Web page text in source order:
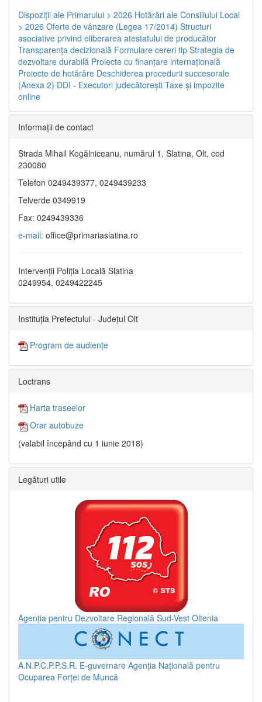
Dispoziţii ale Primarului > 2026 Hotărâri ale Consiliului Local
> 2026 Oferte de vânzare (Legea 17/2014) Structuri
asociative privind eliberarea atestatului de producător
Transparenţa decizională Formulare cereri tip Strategia de
dezvoltare durabilă Proiecte cu finanţare internaţională
Proiecte de hotărâre Deschiderea procedurii succesorale
(Anexa 2) DDI - Executori judecătorești Taxe şi impozite
online
Informaţii de contact
Strada Mihail Kogălniceanu, numărul 1, Slatina, Olt, cod
230080
Telefon 0249439377, 0249439233
Telverde 0349919
Fax: 0249439336
e-mail: office@primariaslatina.ro
Intervenții Poliția Locală Slatina
0249954, 0249422245
Instituția Prefectului - Județul Olt
Program de audiențe
Loctrans
Harta traseelor
Orar autobuze
(valabil începând cu 1 iunie 2018)
Legături utile
Agenția pentru Dezvoltare Regională Sud-Vest Oltenia
A.N.P.C.P.P.S.R. E-guvernare Agenția Națională pentru
Ocuparea Forței de Muncă